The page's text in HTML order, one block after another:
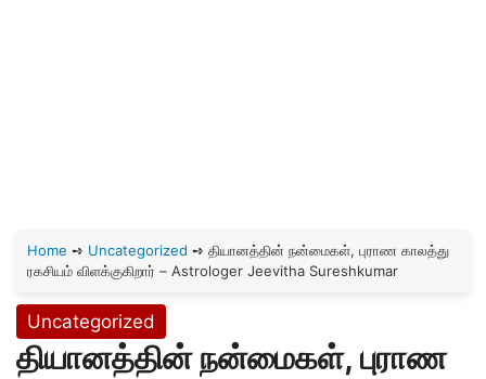
Home ➺ Uncategorized ➺ தியானத்தின் நன்மைகள், புராண காலத்து
ரகசியம் விளக்குகிறார் – Astrologer Jeevitha Sureshkumar
Uncategorized
தியானத்தின் நன்மைகள், புராண